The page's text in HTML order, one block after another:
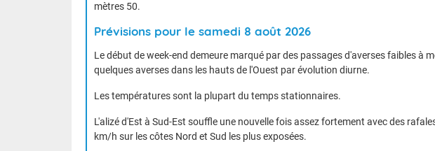
mètres 50.
Prévisions pour le samedi 8 août 2026
Le début de week-end demeure marqué par des passages d'averses faibles à
quelques averses dans les hauts de l'Ouest par évolution diurne.
Les températures sont la plupart du temps stationnaires.
L'alizé d'Est à Sud-Est souffle une nouvelle fois assez fortement avec des
km/h sur les côtes Nord et Sud les plus exposées.